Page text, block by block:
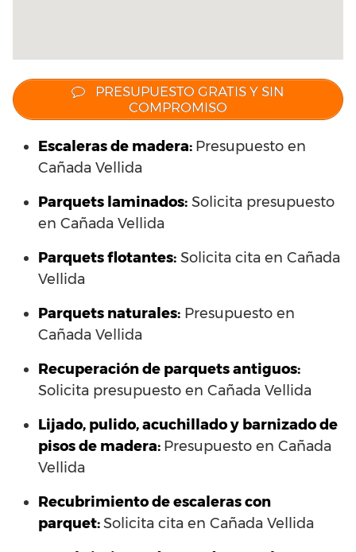
PRESUPUESTO GRATIS Y SIN
COMPROMISO
Escaleras de madera: Presupuesto en
Cañada Vellida
Parquets laminados: Solicita presupuesto
en Cañada Vellida
Parquets flotantes: Solicita cita en Cañada
Vellida
Parquets naturales: Presupuesto en
Cañada Vellida
Recuperación de parquets antiguos:
Solicita presupuesto en Cañada Vellida
Lijado, pulido, acuchillado y barnizado de
pisos de madera: Presupuesto en Cañada
Vellida
Recubrimiento de escaleras con
parquet:Solicita cita en Cañada Vellida